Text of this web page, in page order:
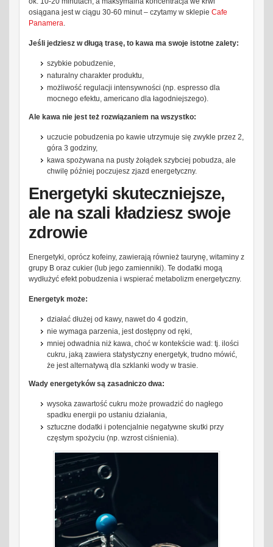
osiągana jest w ciągu 30-60 minut – czytamy w sklepie Cafe
Panamera.
Jeśli jedziesz w długą trasę, to kawa ma swoje istotne zalety:
szybkie pobudzenie,
naturalny charakter produktu,
możliwość regulacji intensywności (np. espresso dla
mocnego efektu, americano dla łagodniejszego).
Ale kawa nie jest też rozwiązaniem na wszystko:
uczucie pobudzenia po kawie utrzymuje się zwykle przez 2,
góra 3 godziny,
kawa spożywana na pusty żołądek szybciej pobudza, ale
chwilę później poczujesz zjazd energetyczny.
Energetyki skuteczniejsze,
ale na szali kładziesz swoje
zdrowie
Energetyki, oprócz kofeiny, zawierają również taurynę, witaminy z
grupy B oraz cukier (lub jego zamienniki). Te dodatki mogą
wydłużyć efekt pobudzenia i wspierać metabolizm energetyczny.
Energetyk może:
działać dłużej od kawy, nawet do 4 godzin,
nie wymaga parzenia, jest dostępny od ręki,
mniej odwadnia niż kawa, choć w kontekście wad: tj. ilości
cukru, jaką zawiera statystyczny energetyk, trudno mówić,
że jest alternatywą dla szklanki wody w trasie.
Wady energetyków są zasadniczo dwa:
wysoka zawartość cukru może prowadzić do nagłego
spadku energii po ustaniu działania,
sztuczne dodatki i potencjalnie negatywne skutki przy
częstym spożyciu (np. wzrost ciśnienia).